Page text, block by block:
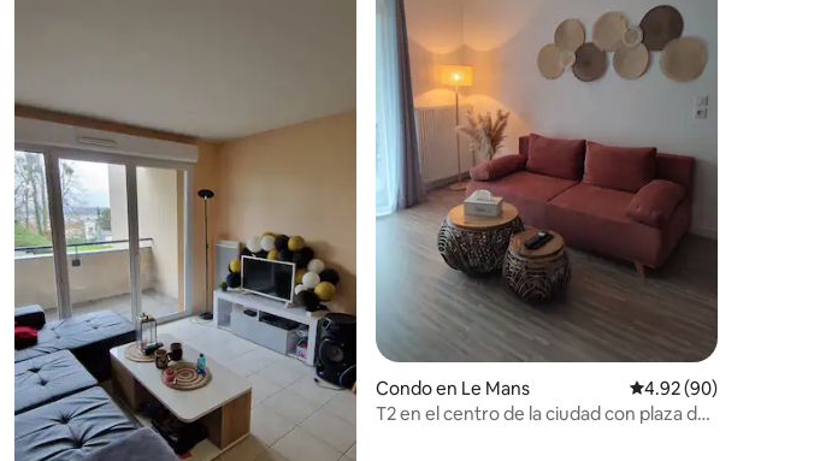
4.97 de 5, 59 reseñas
Condo en Le Mans Calificación
4.92 (90)
T2 en el centro de la ciudad con plaza de